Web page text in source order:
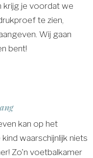
krijg je voordat we
te zien,
Wij gaan
bent!
kan op het
waarschijnlijk niets
Zo'n voetbalkamer